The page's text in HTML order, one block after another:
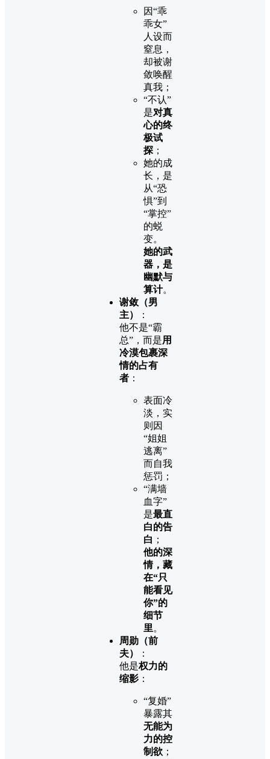
因“乖
乖女”
人设而
窒息，
却被谢
敛唤醒
真我；
“不认”
是对真
心的终
极试
探 ；
她的成
长，是
从“恐
惧”到
“掌控”
的蜕
变。
她的武
器，是
幽默与
算计。
谢敛（男
主）
：
他不是“霸
总”，而是用
冷漠包裹深
情的占有
者 ：
表面冷
淡，实
则因
“姐姐
逃离”
而自我
惩罚；
“满墙
血字”
是最直
白的告
白 ；
他的深
情，藏
在“只
能看见
你”的
细节
里。
周勋（前
夫）
：
他是权力的
缩影 ：
“复婚”
暴露其
无能为
力的控
制欲 ；